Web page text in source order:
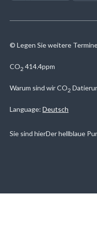
© Legen Sie weitere
CO2 414.4ppm
Warum sind wirCO2
Language: Deutsch
Sie sind hierDer hellblaue